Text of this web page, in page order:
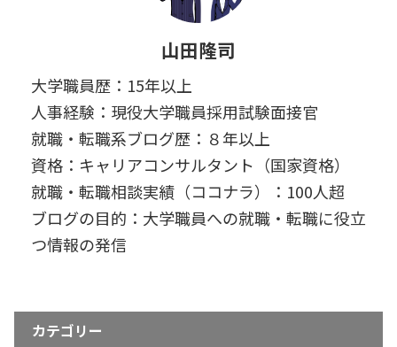
山田隆司
大学職員歴：15年以上
人事経験：現役大学職員採用試験面接官
就職・転職系ブログ歴：８年以上
資格：キャリアコンサルタント（国家資格）
就職・転職相談実績（ココナラ）：100人超
ブログの目的：大学職員への就職・転職に役立
つ情報の発信
カテゴリー